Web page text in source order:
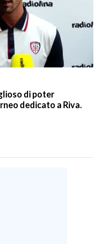
di poter
dedicato a Riva.